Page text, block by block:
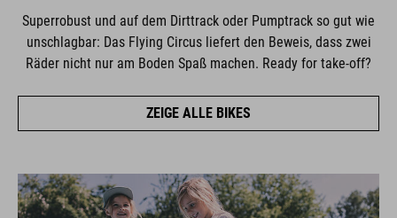
Superrobust und auf dem Dirttrack oder Pumptrack so gut wie
unschlagbar: Das Flying Circus liefert den Beweis, dass zwei
Räder nicht nur am Boden Spaß machen. Ready for take-off?
ZEIGE ALLE BIKES